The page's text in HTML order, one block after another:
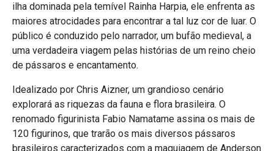
ilha dominada pela temível Rainha Harpia, ele enfrenta as
maiores atrocidades para encontrar a tal luz cor de luar. O
público é conduzido pelo narrador, um bufão medieval, a
uma verdadeira viagem pelas histórias de um reino cheio
de pássaros e encantamento.
Idealizado por Chris Aizner, um grandioso cenário
explorará as riquezas da fauna e flora brasileira. O
renomado figurinista Fabio Namatame assina os mais de
120 figurinos, que trarão os mais diversos pássaros
brasileiros caracterizados com a maquiagem de Anderson